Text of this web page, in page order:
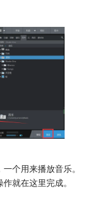
个用来播放音乐。
就在这里完成。